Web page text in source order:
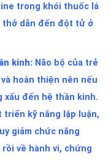
trong khói thuốc lá
thở dẫn đến đột tử ở
kinh: Não bộ của trẻ
hoàn thiện nên nếu
xấu đến hệ thần kinh.
kỹ năng lập luận,
giảm chức năng
về hành vi, chứng